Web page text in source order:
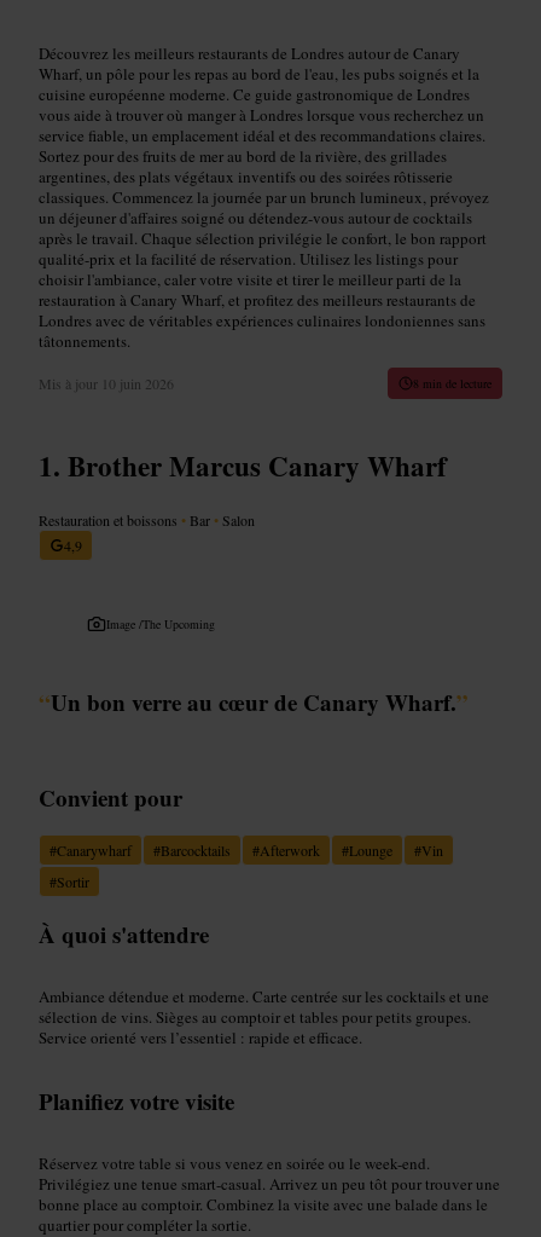
Découvrez les meilleurs restaurants de Londres autour de Canary
Wharf, un pôle pour les repas au bord de l'eau, les pubs soignés et la
cuisine européenne moderne. Ce guide gastronomique de Londres
vous aide à trouver où manger à Londres lorsque vous recherchez un
service fiable, un emplacement idéal et des recommandations claires.
Sortez pour des fruits de mer au bord de la rivière, des grillades
argentines, des plats végétaux inventifs ou des soirées rôtisserie
classiques. Commencez la journée par un brunch lumineux, prévoyez
un déjeuner d'affaires soigné ou détendez-vous autour de cocktails
après le travail. Chaque sélection privilégie le confort, le bon rapport
qualité-prix et la facilité de réservation. Utilisez les listings pour
choisir l'ambiance, caler votre visite et tirer le meilleur parti de la
restauration à Canary Wharf, et profitez des meilleurs restaurants de
Londres avec de véritables expériences culinaires londoniennes sans
tâtonnements.
Mis à jour 10 juin 2026 8 min de lecture
Brother Marcus Canary Wharf
Restauration et boissons • Bar • Salon
4,9
Image /The Upcoming
“Un bon verre au cœur de Canary Wharf.”
Convient pour
#Canarywharf #Barcocktails #Afterwork #Lounge #Vin
#Sortir
À quoi s'attendre
Ambiance détendue et moderne. Carte centrée sur les cocktails et une
sélection de vins. Sièges au comptoir et tables pour petits groupes.
Service orienté vers l’essentiel : rapide et efficace.
Planifiez votre visite
Réservez votre table si vous venez en soirée ou le week-end.
Privilégiez une tenue smart-casual. Arrivez un peu tôt pour trouver une
bonne place au comptoir. Combinez la visite avec une balade dans le
quartier pour compléter la sortie.